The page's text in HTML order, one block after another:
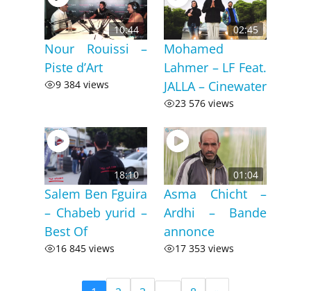
10:44
Nour Rouissi –
Piste d’Art
9 384 views
02:45
Mohamed
Lahmer – LF Feat.
JALLA – Cinewater
23 576 views
18:10
Salem Ben Fguira
– Chabeb yurid –
Best Of
16 845 views
01:04
Asma Chicht –
Ardhi – Bande
annonce
17 353 views